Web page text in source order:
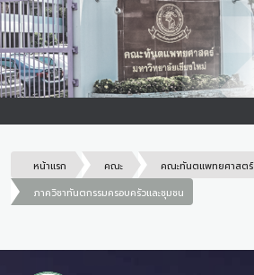
หน้าแรก คณะ คณะทันตแพทยศาสตร์
ภาควิชาทันตกรรมครอบครัวและชุมชน